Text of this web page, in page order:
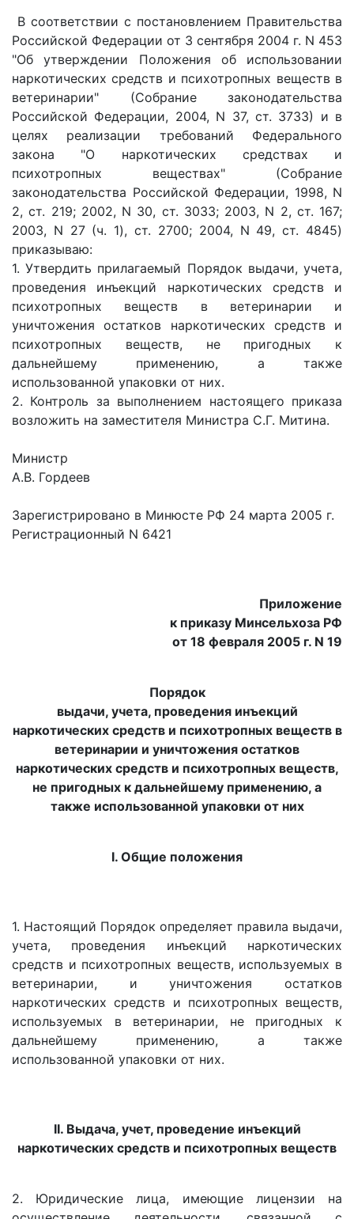
В соответствии с постановлением Правительства
Российской Федерации от 3 сентября 2004 г. N 453
"Об утверждении Положения об использовании
наркотических средств и психотропных веществ в
ветеринарии" (Собрание законодательства
Российской Федерации, 2004, N 37, ст. 3733) и в
целях реализации требований Федерального
закона "О наркотических средствах и
психотропных веществах" (Собрание
законодательства Российской Федерации, 1998, N
2, ст. 219; 2002, N 30, ст. 3033; 2003, N 2, ст. 167;
2003, N 27 (ч. 1), ст. 2700; 2004, N 49, ст. 4845)
приказываю:
1. Утвердить прилагаемый Порядок выдачи, учета,
проведения инъекций наркотических средств и
психотропных веществ в ветеринарии и
уничтожения остатков наркотических средств и
психотропных веществ, не пригодных к
дальнейшему применению, а также
использованной упаковки от них.
2. Контроль за выполнением настоящего приказа
возложить на заместителя Министра С.Г. Митина.
А.В. Гордеев
Зарегистрировано в Минюсте РФ 24 марта 2005 г.
Регистрационный N 6421
Приложение
к приказу Минсельхоза РФ
от 18 февраля 2005 г. N 19
Порядок
выдачи, учета, проведения инъекций
наркотических средств и психотропных веществ в
ветеринарии и уничтожения остатков
наркотических средств и психотропных веществ,
не пригодных к дальнейшему применению, а
также использованной упаковки от них
I. Общие положения
1. Настоящий Порядок определяет правила выдачи,
учета, проведения инъекций наркотических
средств и психотропных веществ, используемых в
ветеринарии, и уничтожения остатков
наркотических средств и психотропных веществ,
используемых в ветеринарии, не пригодных к
дальнейшему применению, а также
использованной упаковки от них.
II. Выдача, учет, проведение инъекций
наркотических средств и психотропных веществ
2. Юридические лица, имеющие лицензии на